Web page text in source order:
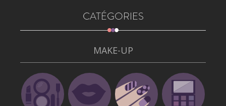
CATÉGORIES
MAKE-UP